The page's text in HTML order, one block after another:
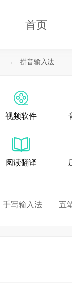
首页
→ 拼音输入法
视频软件
阅读翻译
手写输入法 五